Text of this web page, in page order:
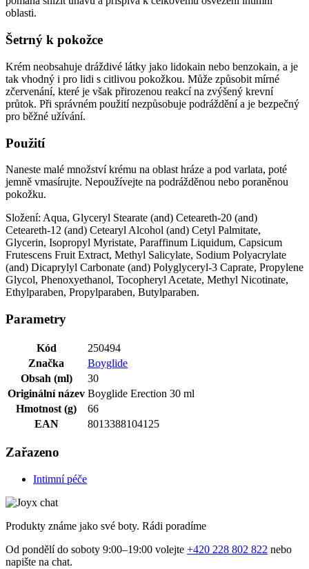
oblasti.
Šetrný k pokožce
Krém neobsahuje dráždivé látky jako lidokain nebo benzokain, a je
tak vhodný i pro lidi s citlivou pokožkou. Může způsobit mírné
zčervenání, které je však přirozenou reakcí na zvýšený krevní
průtok. Při správném použití nezpůsobuje podráždění a je bezpečný
pro běžné užívání.
Použití
Naneste malé množství krému na oblast hráze a pod varlata, poté
jemně vmasírujte. Nepoužívejte na podrážděnou nebo poraněnou
pokožku.
Složení: Aqua, Glyceryl Stearate (and) Ceteareth-20 (and)
Ceteareth-12 (and) Cetearyl Alcohol (and) Cetyl Palmitate,
Glycerin, Isopropyl Myristate, Paraffinum Liquidum, Capsicum
Frutescens Fruit Extract, Methyl Salicylate, Sodium Polyacrylate
(and) Dicaprylyl Carbonate (and) Polyglyceryl-3 Caprate, Propylene
Glycol, Phenoxyethanol, Tocopheryl Acetate, Methyl Nicotinate,
Ethylparaben, Propylparaben, Butylparaben.
Parametry
Kód
250494
Značka
Boyglide
Obsah (ml)
30
Originální název Boyglide Erection 30 ml
Hmotnost (g)
66
EAN
8013388104125
Zařazeno
Intimní péče
Produkty známe jako své boty. Rádi poradíme
Od pondělí do soboty 9:00–19:00 volejte +420 228 802 822 nebo
napište na chat.